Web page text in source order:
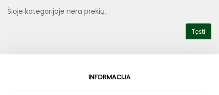
Šioje kategorijoje nėra prekių.
Tęsti
INFORMACIJA